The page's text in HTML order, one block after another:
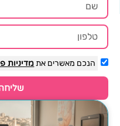
הנכם מאשרים אתמדיניות